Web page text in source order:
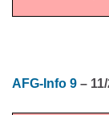
AFG-Info 9 –